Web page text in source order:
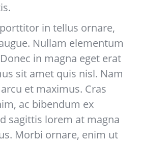
in tellus ornare,
Nullam elementum
in magna eget erat
sit amet quis nisl. Nam
et maximus. Cras
ac bibendum ex
sagittis lorem at magna
Morbi ornare, enim ut